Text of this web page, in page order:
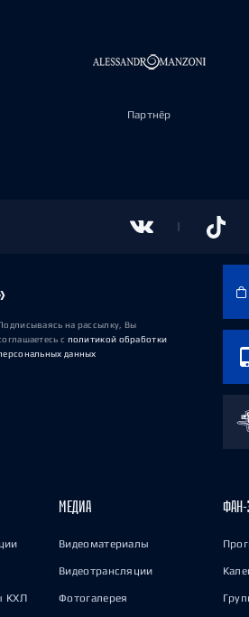
Партнёр
на рассылку, Вы
с политикой обработки
данных
КХЛ
МЕДИА
Видеоматериалы
Видеотрансляции
Фотогалерея
ФАН-